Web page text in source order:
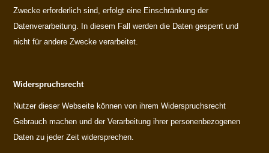
Zwecke erforderlich sind, erfolgt eine Einschränkung der
Datenverarbeitung. In diesem Fall werden die Daten gesperrt und
nicht für andere Zwecke verarbeitet.
Widerspruchsrecht
Nutzer dieser Webseite können von ihrem Widerspruchsrecht
Gebrauch machen und der Verarbeitung ihrer personenbezogenen
Daten zu jeder Zeit widersprechen.